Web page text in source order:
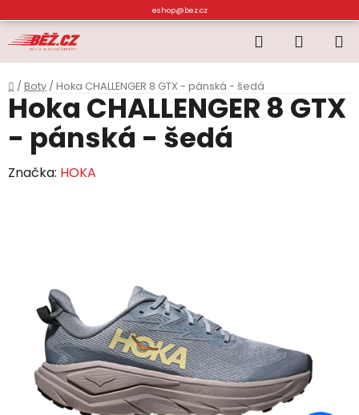
na
obsah
eshop@bez.cz
Hledat
KOŠÍK
Domů
/ Boty / Hoka CHALLENGER 8 GTX - pánská - šedá
Hoka CHALLENGER 8 GTX
- pánská - šedá
Značka: HOKA